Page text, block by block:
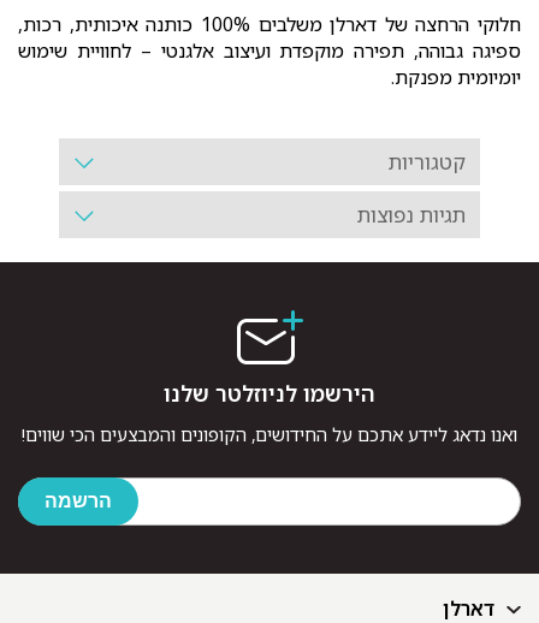
חלוקי הרחצה של דארלן משלבים 100% כותנה איכותית, רכות,
ספיגה גבוהה, תפירה מוקפדת ועיצוב אלגנטי – לחוויית שימוש
יומיומית מפנקת.
קטגוריות
תגיות נפוצות
דארלן
הירשמו לניוזלטר שלנו
ואנו נדאג ליידע אתכם על החידושים, הקופונים והמבצעים הכי שווים!